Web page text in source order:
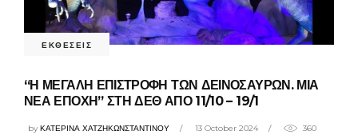
ΕΚΘΕΣΕΙΣ
“Η ΜΕΓΑΛΗ ΕΠΙΣΤΡΟΦΗ ΤΩΝ ΔΕΙΝΟΣΑΥΡΩΝ. ΜΙΑ
ΝΕΑ ΕΠΟΧΗ” ΣΤΗ ΔΕΘ ΑΠΟ 11/10 – 19/1
byΚΑΤΕΡΙΝΑ ΧΑΤΖΗΚΩΝΣΤΑΝΤΙΝΟΥ 13 October 2024 360